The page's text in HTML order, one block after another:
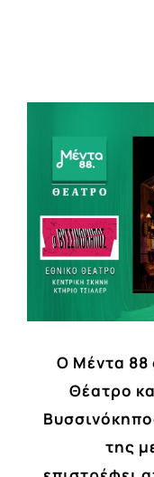
Larger
Image
Ο Μέντα 88
Θέατρο
της